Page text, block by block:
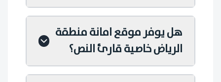
هل يوفر موقع امانة منطقة
الرياض خاصية قارئ النص؟